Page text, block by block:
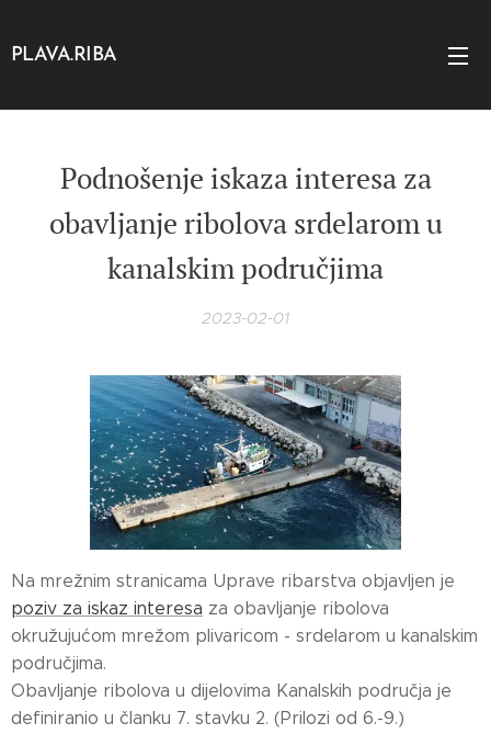
PLAVA.RIBA
Podnošenje iskaza interesa za
obavljanje ribolova srdelarom u
kanalskim područjima
2023-02-01
Na mrežnim stranicama Uprave ribarstva objavljen je
poziv za iskaz interesa za obavljanje ribolova
okružujućom mrežom plivaricom - srdelarom u kanalskim
područjima.
Obavljanje ribolova u dijelovima Kanalskih područja je
definiranio u članku 7. stavku 2. (Prilozi od 6.-9.)